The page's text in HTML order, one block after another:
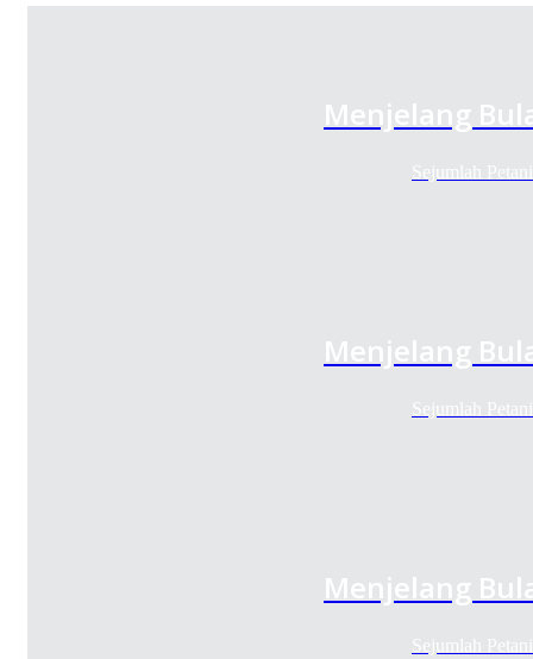
Menjelang
Sejumlah
Menjelang
Sejumlah
Menjelang
Sejumlah